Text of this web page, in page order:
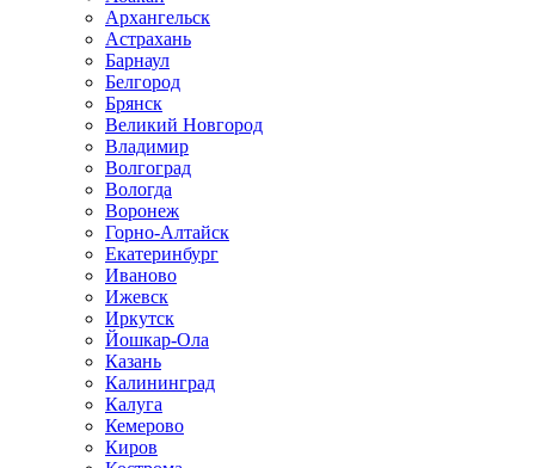
Архангельск
Астрахань
Барнаул
Белгород
Брянск
Великий Новгород
Владимир
Волгоград
Вологда
Воронеж
Горно-Алтайск
Екатеринбург
Иваново
Ижевск
Иркутск
Йошкар-Ола
Казань
Калининград
Калуга
Кемерово
Киров